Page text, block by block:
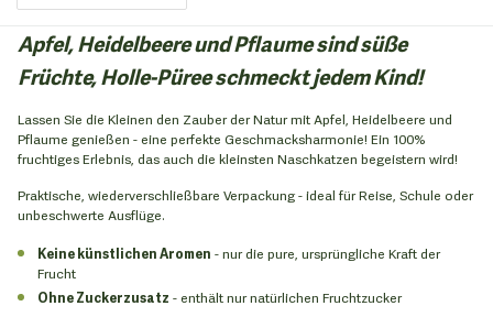
Apfel, Heidelbeere und Pflaume sind süße
Früchte, Holle-Püree schmeckt jedem Kind!
Lassen Sie die Kleinen den Zauber der Natur mit Apfel, Heidelbeere und
Pflaume genießen - eine perfekte Geschmacksharmonie! Ein 100%
fruchtiges Erlebnis, das auch die kleinsten Naschkatzen begeistern wird!
Praktische, wiederverschließbare Verpackung - ideal für Reise, Schule oder
unbeschwerte Ausflüge.
Keine künstlichen Aromen - nur die pure, ursprüngliche Kraft der
Frucht
Ohne Zuckerzusatz - enthält nur natürlichen Fruchtzucker